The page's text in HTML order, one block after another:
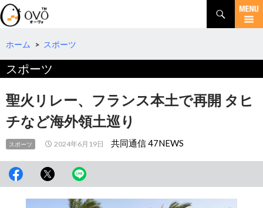
検
索
コ
テ
へ
移
動
ホーム > スポーツ
スポーツ
聖火リレー、フランス本土で再開 タヒ
チなど海外領土巡り
スポーツ 2024年6月19日 共同通信 47NEWS